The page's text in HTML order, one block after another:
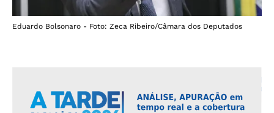
Eduardo Bolsonaro - Foto: Zeca Ribeiro/Câmara dos Deputados